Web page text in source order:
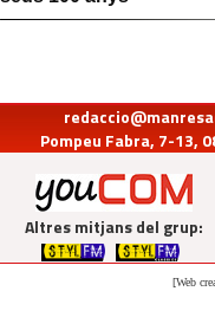
Pompeu Fabra, 7-13,
Altres mitjans del grup:
[Web